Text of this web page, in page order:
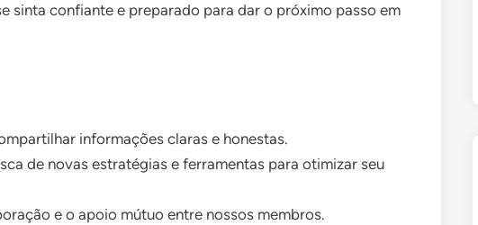
sinta confiante e preparado para dar o próximo passo em
informações claras e honestas.
de novas estratégias e ferramentas para otimizar seu
e o apoio mútuo entre nossos membros.